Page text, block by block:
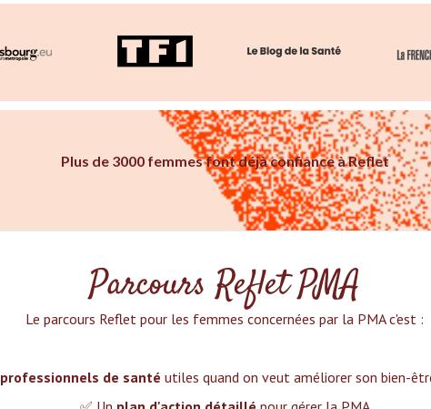
Plus de 3000 femmes font déjà confiance à Reflet
Parcours Reflet PMA
Le parcours Reflet pour les femmes concernées par la PMA c'est :‍
professionnels de santé utiles quand on veut améliorer son bien-